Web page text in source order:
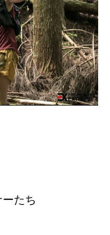
たち